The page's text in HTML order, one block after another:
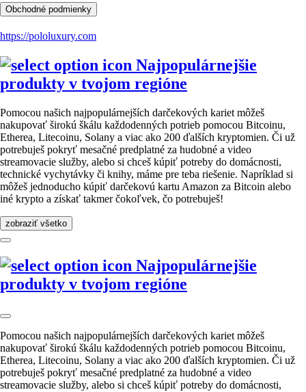
Obchodné podmienky
https://pololuxury.com
Najpopulárnejšie
produkty v tvojom regióne
Pomocou našich najpopulárnejších darčekových kariet môžeš
nakupovať širokú škálu každodenných potrieb pomocou Bitcoinu,
Etherea, Litecoinu, Solany a viac ako 200 ďalších kryptomien. Či už
potrebuješ pokryť mesačné predplatné za hudobné a video
streamovacie služby, alebo si chceš kúpiť potreby do domácnosti,
technické vychytávky či knihy, máme pre teba riešenie. Napríklad si
môžeš jednoducho kúpiť darčekovú kartu Amazon za Bitcoin alebo
iné krypto a získať takmer čokoľvek, čo potrebuješ!
zobraziť všetko
Najpopulárnejšie
produkty v tvojom regióne
Pomocou našich najpopulárnejších darčekových kariet môžeš
nakupovať širokú škálu každodenných potrieb pomocou Bitcoinu,
Etherea, Litecoinu, Solany a viac ako 200 ďalších kryptomien. Či už
potrebuješ pokryť mesačné predplatné za hudobné a video
streamovacie služby, alebo si chceš kúpiť potreby do domácnosti,